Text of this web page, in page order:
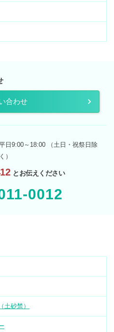
合わせ
日9:00～18:00 （土日・祝祭日除
く）
とお伝えください
0012
土砂禁）